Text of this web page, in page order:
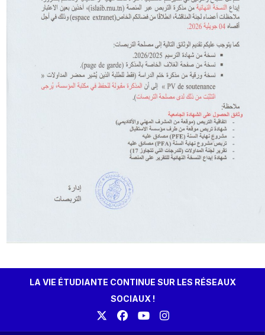
LA VIE ÉTUDIANTE CONTINUE SUR LES RÉSEAUX
SOCIAUX !